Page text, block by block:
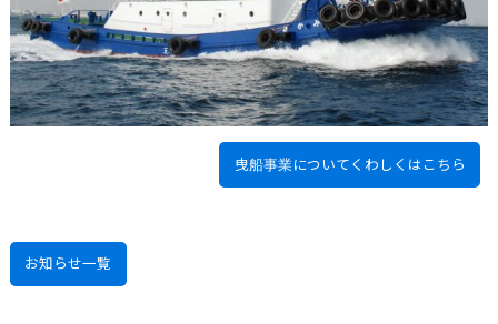
曳船事業についてくわしくはこちら
お知らせ一覧